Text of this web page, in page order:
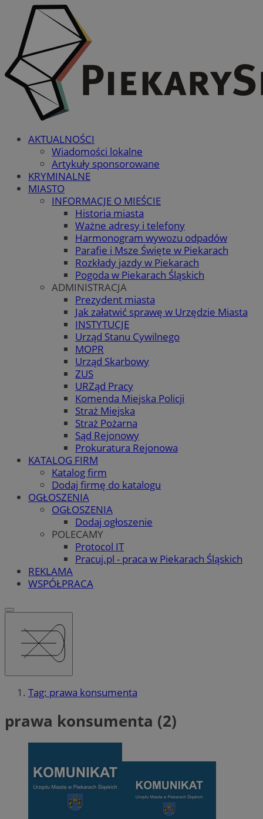
AKTUALNOŚCI
Wiadomości lokalne
Artykuły sponsorowane
KRYMINALNE
MIASTO
INFORMACJE O MIEŚCIE
Historia miasta
Ważne adresy i telefony
Harmonogram wywozu odpadów
Parafie i Msze Święte w Piekarach
Rozkłady jazdy w Piekarach
Pogoda w Piekarach Śląskich
ADMINISTRACJA
Prezydent miasta
Jak załatwić sprawę w Urzędzie Miasta
INSTYTUCJE
Urząd Stanu Cywilnego
MOPR
Urząd Skarbowy
ZUS
URZąd Pracy
Komenda Miejska Policji
Straż Miejska
Straż Pożarna
Sąd Rejonowy
Prokuratura Rejonowa
KATALOG FIRM
Katalog firm
Dodaj firmę do katalogu
OGŁOSZENIA
OGŁOSZENIA
Dodaj ogłoszenie
POLECAMY
Protocol IT
Pracuj.pl - praca w Piekarach Śląskich
REKLAMA
WSPÓŁPRACA
Tag: prawa konsumenta
prawa konsumenta (2)